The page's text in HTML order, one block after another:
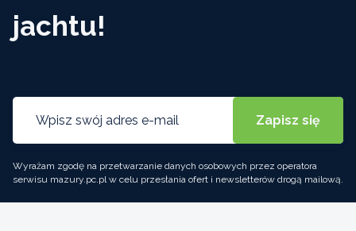
jachtu!
Wyrażam zgodę na przetwarzanie danych osobowych przez operatora
serwisu mazury.pc.pl w celu przesłania ofert i newsletterów drogą mailową.